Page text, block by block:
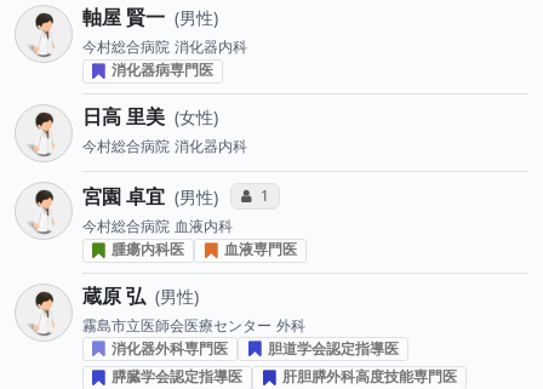
軸屋 賢一 男性
今村総合病院 消化器内科
消化器病専門医
日高 里美 女性
今村総合病院 消化器内科
宮園 卓宜 男性 コミュニケーション・タイプ投票数
1
今村総合病院 血液内科
腫瘍内科医
血液専門医
蔵原 弘 男性
霧島市立医師会医療センター 外科
消化器外科専門医
胆道学会認定指導医
膵臓学会認定指導医
肝胆膵外科高度技能専門医